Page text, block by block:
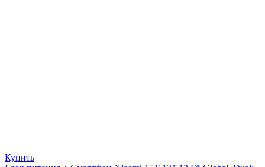
Купить